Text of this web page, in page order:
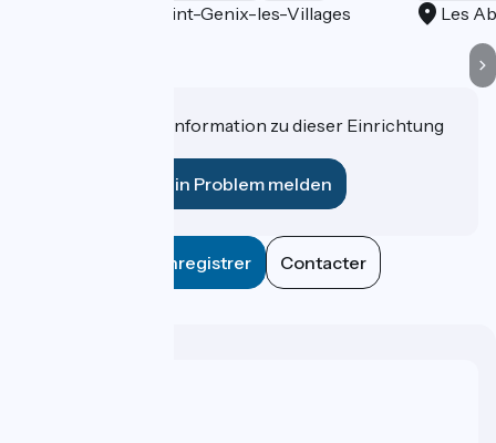
Saint-Genix-les-Villages Les
Haben Sie eine Information zu dieser Einrichtung
Ein Problem melden
Enregistrer Contacter